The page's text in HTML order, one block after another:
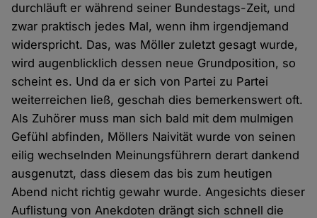
durchläuft er während seiner Bundestags-Zeit, und
zwar praktisch jedes Mal, wenn ihm irgendjemand
widerspricht. Das, was Möller zuletzt gesagt wurde,
wird augenblicklich dessen neue Grundposition, so
scheint es. Und da er sich von Partei zu Partei
weiterreichen ließ, geschah dies bemerkenswert oft.
Als Zuhörer muss man sich bald mit dem mulmigen
Gefühl abfinden, Möllers Naivität wurde von seinen
eilig wechselnden Meinungsführern derart dankend
ausgenutzt, dass diesem das bis zum heutigen
Abend nicht richtig gewahr wurde. Angesichts dieser
Auflistung von Anekdoten drängt sich schnell die